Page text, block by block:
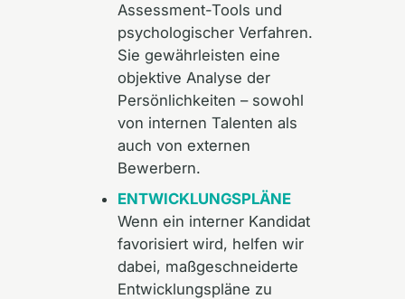
Assessment-Tools und
psychologischer Verfahren.
Sie gewährleisten eine
objektive Analyse der
Persönlichkeiten – sowohl
von internen Talenten als
auch von externen
Bewerbern.
ENTWICKLUNGSPLÄNE
Wenn ein interner Kandidat
favorisiert wird, helfen wir
dabei, maßgeschneiderte
Entwicklungspläne zu